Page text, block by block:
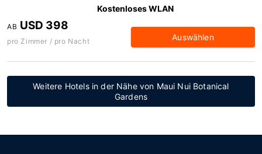
Kostenloses WLAN
AB USD 398
pro Zimmer / pro Nacht Auswählen
Weitere Hotels in der Nähe von Maui Nui Botanical
Gardens